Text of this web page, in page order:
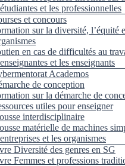
et les professionnelles
et concours
sur la diversité, l’équité
en cas de difficultés au
et les enseignants
Academos
de conception
sur la démarche de
utiles pour enseigner
interdisciplinaire
matérielle de machines
et les organismes
Diversité des genres en SG
Femmes et professions